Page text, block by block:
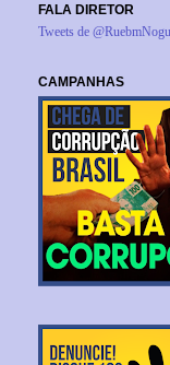
FALA DIRETOR
Tweets de
CAMPANHAS